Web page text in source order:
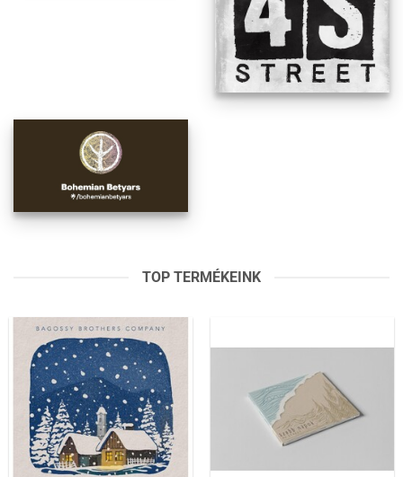
TOP TERMÉKEINK